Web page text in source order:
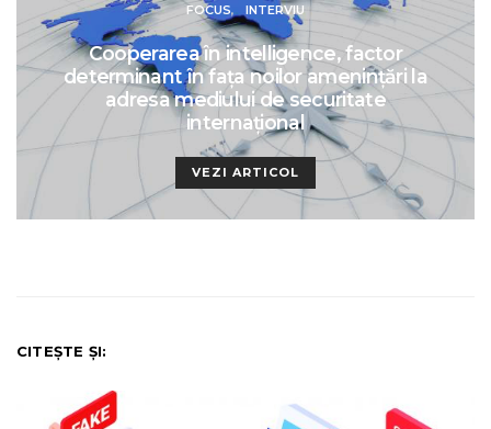
FOCUS INTERVIU
Cooperarea în intelligence, factor
determinant în fața noilor amenințări la
adresa mediului de securitate
internațional
VEZI ARTICOL
CITEȘTE ȘI: